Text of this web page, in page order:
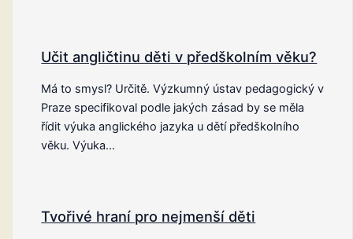
Učit angličtinu děti v předškolním věku?
Má to smysl? Určitě. Výzkumný ústav pedagogický v
Praze specifikoval podle jakých zásad by se měla
řídit výuka anglického jazyka u dětí předškolního
věku. Výuka…
Tvořivé hraní pro nejmenší děti